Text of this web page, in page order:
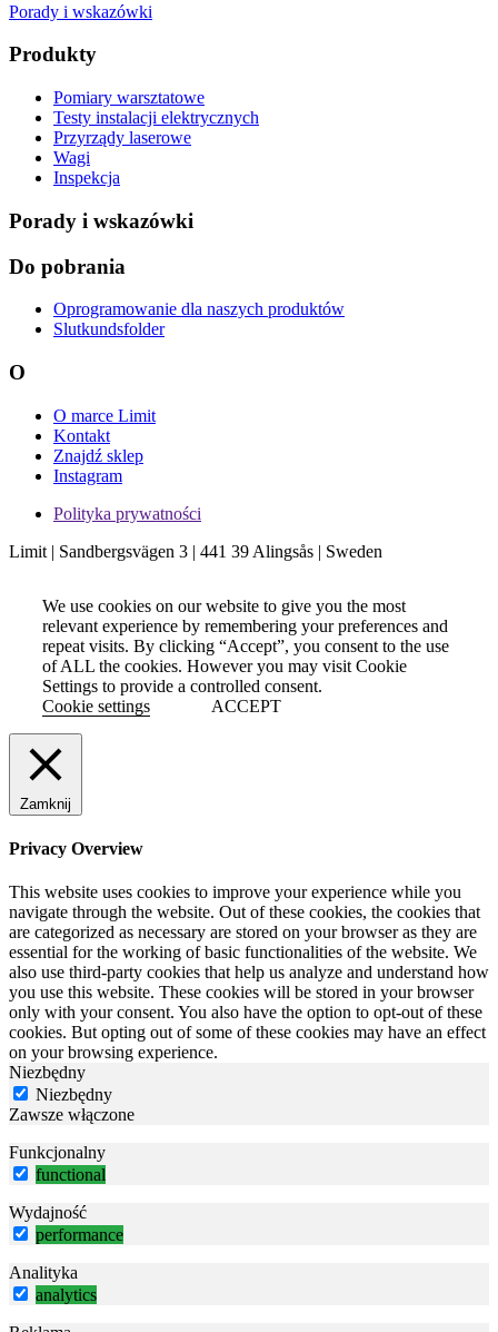
Porady i wskazówki
Produkty
Pomiary warsztatowe
Testy instalacji elektrycznych
Przyrządy laserowe
Wagi
Inspekcja
Porady i wskazówki
Do pobrania
Oprogramowanie dla naszych produktów
Slutkundsfolder
O
O marce Limit
Kontakt
Znajdź sklep
Instagram
Polityka prywatności
Limit | Sandbergsvägen 3 | 441 39 Alingsås | Sweden
We use cookies on our website to give you the most
relevant experience by remembering your preferences and
repeat visits. By clicking “Accept”, you consent to the use
of ALL the cookies. However you may visit Cookie
Settings to provide a controlled consent.
Cookie settings
ACCEPT
Zamknij
Privacy Overview
This website uses cookies to improve your experience while you
navigate through the website. Out of these cookies, the cookies that
are categorized as necessary are stored on your browser as they are
essential for the working of basic functionalities of the website. We
also use third-party cookies that help us analyze and understand how
you use this website. These cookies will be stored in your browser
only with your consent. You also have the option to opt-out of these
cookies. But opting out of some of these cookies may have an effect
on your browsing experience.
Niezbędny
Niezbędny
Zawsze włączone
Funkcjonalny
functional
Wydajność
performance
Analityka
analytics